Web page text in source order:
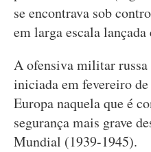
se encontrava sob
em larga escala
A ofensiva militar
iniciada em fevereiro
Europa naquela que é
segurança mais grave
Mundial (1939-1945).